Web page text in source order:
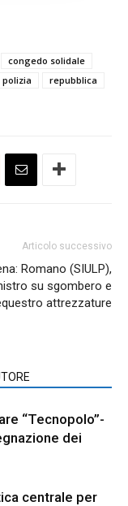
congedo solidale
polizia
repubblica
Articolo successivo
Romano (SIULP),
su sgombero e
attrezzature
“Tecnopolo”-
dei
centrale per